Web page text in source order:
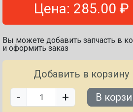
Цена: 285.00 ₽
Вы можете добавить запчасть в
и оформить заказ
Добавить в корзину
- + В